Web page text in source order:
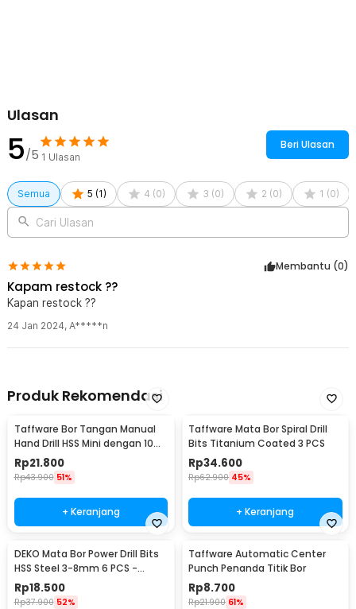
Ulasan
5/5 1 Ulasan
Beri Ulasan
Semua 5 (1 ) 4 (0) 3 (0) 2 (0) 1 (0)
Cari Ulasan
Membantu (0)
Kapam restock ??
Kapan restock ??
24 Jan 2024, A*****n
Produk Rekomendasi
Taffware Bor Tangan Manual
Hand Drill HSS Mini dengan 10
Mata Bor - 3003
Rp21.800
Rp43.900 51%
+ Keranjang
Taffware Mata Bor Spiral Drill
Bits Titanium Coated 3 PCS
Rp34.600
Rp62.900 45%
+ Keranjang
DEKO Mata Bor Power Drill Bits
HSS Steel 3-8mm 6 PCS -
DW1369
Rp18.500
Rp37.900 52%
Taffware Automatic Center
Punch Penanda Titik Bor
Rp8.700
Rp21.900 61%